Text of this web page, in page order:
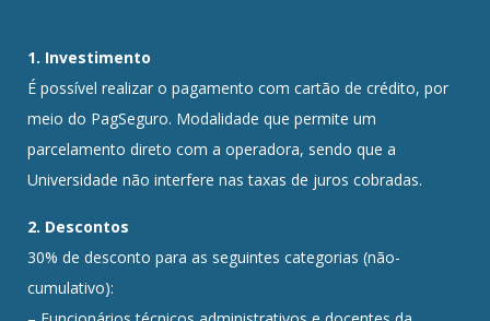
1. Investimento
É possível realizar o pagamento com cartão de crédito, por
meio do PagSeguro. Modalidade que permite um
parcelamento direto com a operadora, sendo que a
Universidade não interfere nas taxas de juros cobradas.
2. Descontos
30% de desconto para as seguintes categorias (não-
cumulativo):